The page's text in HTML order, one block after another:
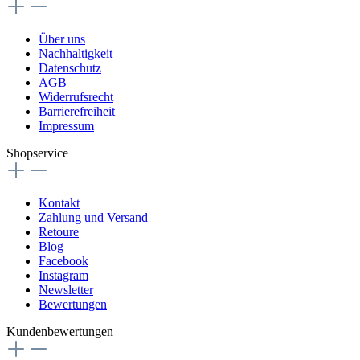
Über uns
Nachhaltigkeit
Datenschutz
AGB
Widerrufsrecht
Barrierefreiheit
Impressum
Shopservice
Kontakt
Zahlung und Versand
Retoure
Blog
Facebook
Instagram
Newsletter
Bewertungen
Kundenbewertungen